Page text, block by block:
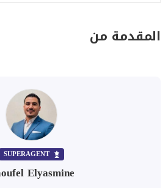
المقدمة من
SUPERAGENT
Elyasmine